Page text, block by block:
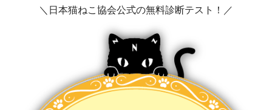
＼日本猫ねこ協会公式の無料診断テスト！／